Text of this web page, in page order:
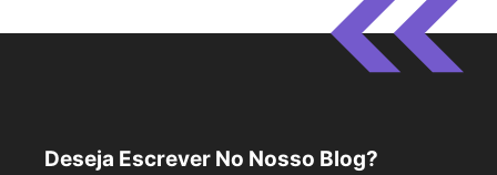
Deseja Escrever No Nosso Blog?